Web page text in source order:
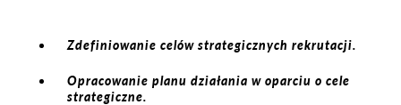
Zdefiniowanie celów strategicznych rekrutacji.
Opracowanie planu działania w oparciu o cele
strategiczne.